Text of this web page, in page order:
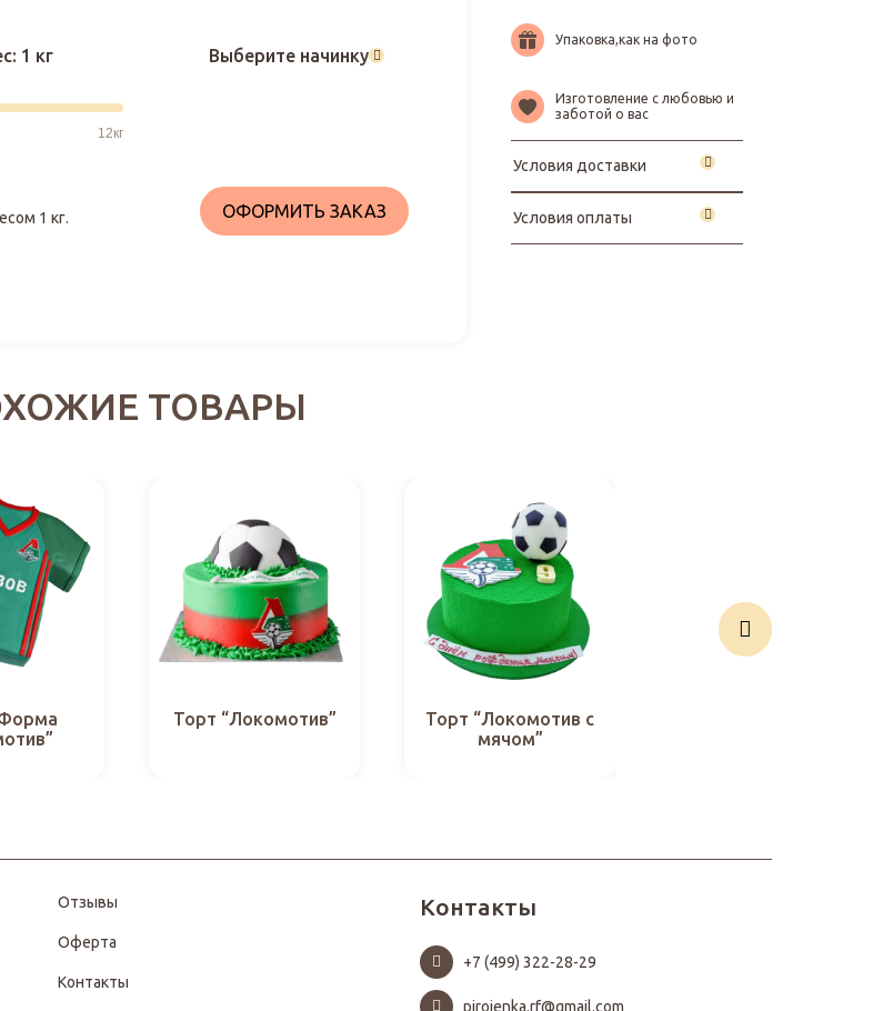
1 кг Выберите начинку
1 кг. ОФОРМИТЬ ЗАКАЗ
Упаковка,как на фото
Изготовление с любовью и
заботой о вас
Условия доставки
Условия оплаты
ТОВАРЫ
Торт “Локомотив”
Торт “Локомотив с
мячом”
Отзывы
Оферта
Контакты
Контакты
+7 (499) 322-28-29
pirojenka.rf@gmail.com